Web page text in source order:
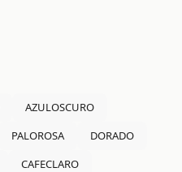
AZULOSCURO
PALOROSA
DORADO
CAFECLARO